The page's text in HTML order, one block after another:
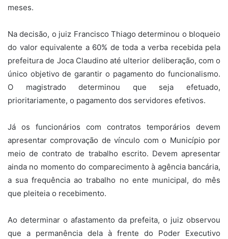
meses.
Na decisão, o juiz Francisco Thiago determinou o bloqueio
do valor equivalente a 60% de toda a verba recebida pela
prefeitura de Joca Claudino até ulterior deliberação, com o
único objetivo de garantir o pagamento do funcionalismo.
O magistrado determinou que seja efetuado,
prioritariamente, o pagamento dos servidores efetivos.
Já os funcionários com contratos temporários devem
apresentar comprovação de vínculo com o Município por
meio de contrato de trabalho escrito. Devem apresentar
ainda no momento do comparecimento à agência bancária,
a sua frequência ao trabalho no ente municipal, do mês
que pleiteia o recebimento.
Ao determinar o afastamento da prefeita, o juiz observou
que a permanência dela à frente do Poder Executivo